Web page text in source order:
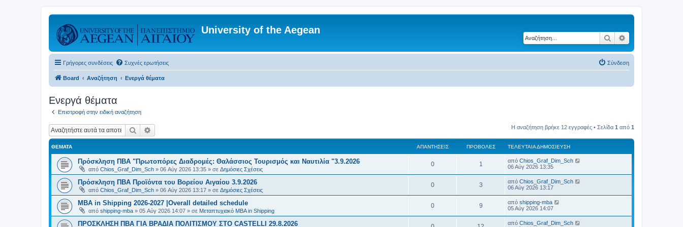
University of the Aegean
Αναζήτηση
Γρήγορες συνδέσεις Συχνές ερωτήσεις Σύνδεση
Board Αναζήτηση Ενεργά θέματα
Ενεργά θέματα
Επιστροφή στην ειδική αναζήτηση
Αναζήτηση Η αναζήτηση βρήκε 12 εγγραφές • Σελίδα 1 από 1
ΘΈΜΑΤΑ ΑΠΑΝΤΉΣΕΙΣ ΠΡΟΒΟΛΈΣ ΤΕΛΕΥΤΑΊΑ ΔΗΜΟΣΊΕΥΣΗ
Πρόσκληση ΠΒΑ "Πρωτοπόρες Διαδρομές: Θαλάσσιος Τουρισμός και Ναυτιλία "3.9.2026
από Chios_Graf_Dim_Sch » 06 Αύγ 2026 13:35 » σε Δημόσιες Σχέσεις
0Α
π
ν
τ
1
ρ
β
ο
Τ
ε
υ
τ
α
ί
α
δ
η
από Chios_Graf_Dim_Sch
06 Αύγ 2026 13:35
Πρόσκληση ΠΒΑ Προϊόντα του Βορείου Αιγαίου 3.9.2026
από Chios_Graf_Dim_Sch » 06 Αύγ 2026 13:17 » σε Δημόσιες Σχέσεις
0Α
π
ν
3Π
ρ
β
Τ
ε
υ
τ
α
ί
από Chios_Graf_Dim_Sch
06 Αύγ 2026 13:17
MBA in Shipping 2026-2027 |Overall detailed schedule
από shipping-mba » 05 Αύγ 2026 14:07 » σε Μεταπτυχιακό MBA in Shipping
0Α
π
9Π
ρ
Τ
ε
υ
από shipping-mba
05 Αύγ 2026 14:07
ΠΡΟΣΚΛΗΣΗ ΠΒΑ ΓΙΑ ΒΡΑΔΙΑ ΠΟΛΙΤΙΣΜΟΥ ΣΤΟ CASTELLI 29.8.2026
Τ
από Chios_Graf_Dim_Sch